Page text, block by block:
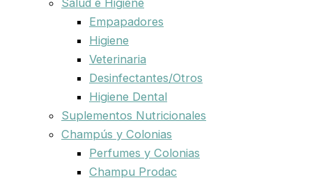
Salud e Higiene
Empapadores
Higiene
Veterinaria
Desinfectantes/Otros
Higiene Dental
Suplementos Nutricionales
Champús y Colonias
Perfumes y Colonias
Champu Prodac